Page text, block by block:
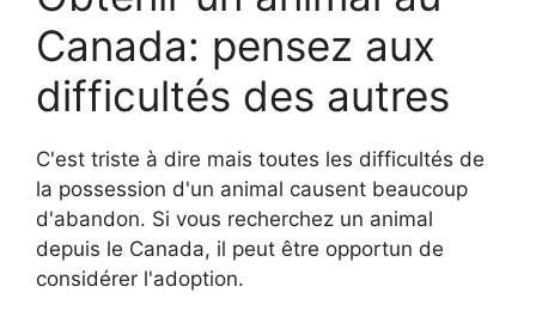
Canada: pensez aux
difficultés des autres
C'est triste à dire mais toutes les difficultés de
la possession d'un animal causent beaucoup
d'abandon. Si vous recherchez un animal
depuis le Canada, il peut être opportun de
considérer l'adoption.